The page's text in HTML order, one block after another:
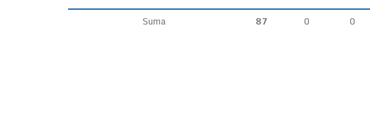
Suma 87 0 0